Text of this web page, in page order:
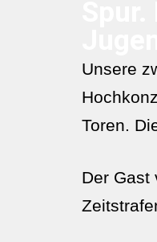
Unsere
Toren.
Der Gast